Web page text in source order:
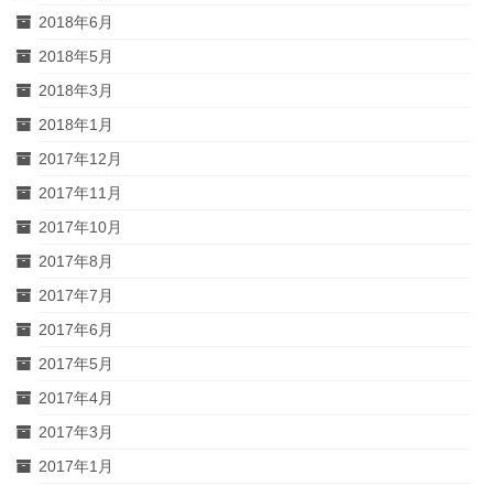
2018年6月
2018年5月
2018年3月
2018年1月
2017年12月
2017年11月
2017年10月
2017年8月
2017年7月
2017年6月
2017年5月
2017年4月
2017年3月
2017年1月